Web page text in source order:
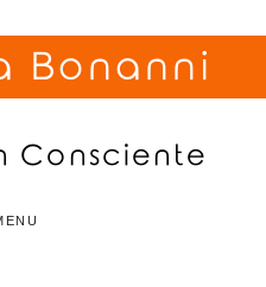
Bonanni
Consciente